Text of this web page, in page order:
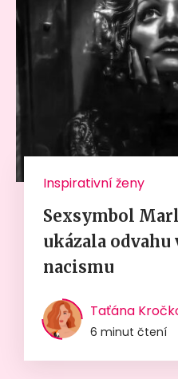
Inspirativní ženy
Sexsymbol
ukázala
nacismu
Taťána
6 minut čtení